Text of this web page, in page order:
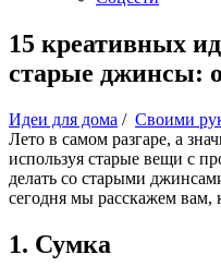
15 креативных
старые джинсы:
Идеи для дома / Своими
Лето в самом разгаре, а
используя старые вещи с
делать со старыми
сегодня мы расскажем
1. Сумка